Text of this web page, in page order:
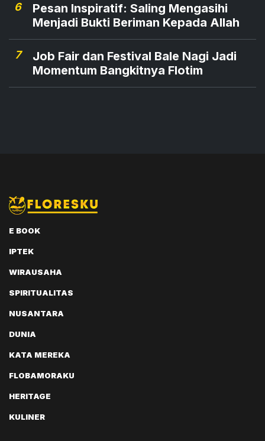
6
Pesan Inspiratif: Saling Mengasihi
Menjadi Bukti Beriman Kepada Allah
7
Job Fair dan Festival Bale Nagi Jadi
Momentum Bangkitnya Flotim
E BOOK
IPTEK
WIRAUSAHA
SPIRITUALITAS
NUSANTARA
DUNIA
KATA MEREKA
FLOBAMORAKU
HERITAGE
KULINER